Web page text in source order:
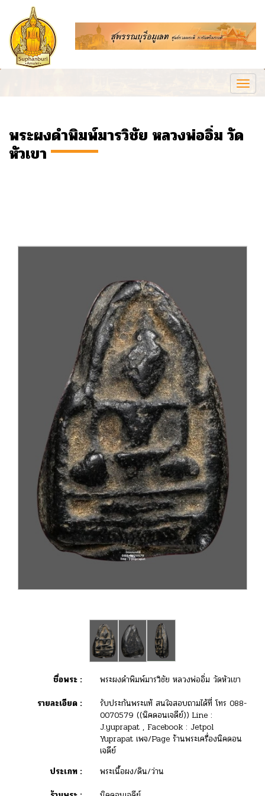
พระผงดำพิมพ์มารวิชัย หลวงพ่ออิ่ม วัด
หัวเขา
ชื่อพระ :
พระผงดำพิมพ์มารวิชัย หลวงพ่ออิ่ม วัดหัวเขา
รายละเอียด :
รับประกันพระแท้ สนใจสอบถามได้ที่ โทร 088-
0070579 ((นิคดอนเจดีย์)) Line :
J.yuprapat , Facebook : Jetpol
Yuprapat เพจ/Page ร้านพระเครื่องนิคดอน
เจดีย์
ประเภท :
พระเนื้อผง/ดิน/ว่าน